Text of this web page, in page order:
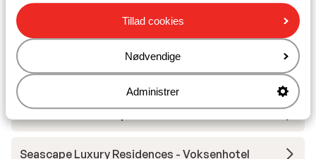
Tillad cookies
Nødvendige
Administrer
Andre overnatningssteder i Kreta
Lejligheder Elounda Colour
Seascape Luxury Residences - Voksenhotel